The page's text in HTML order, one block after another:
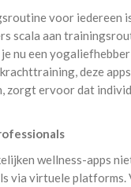
voor iedereen
scala aan
nu een
deze
ervoor dat
wellness-apps
via virtuele